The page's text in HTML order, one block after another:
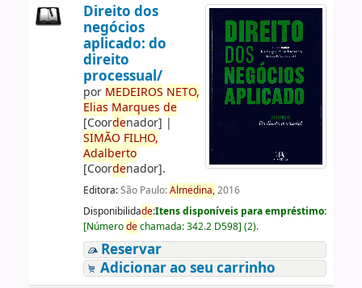
Direito dos
negócios
aplicado: do
direito
processual/
por MEDEIROS NETO,
Elias Marques de
[Coordenador] |
SIMÃO FILHO,
Adalberto
[Coordenador].
Editora:São Paulo:Almedina,2016
Disponibilidade:Itens disponíveis para empréstimo:
[Númerodechamada:342.2 D598] (2).
Reservar
Adicionar ao seu carrinho